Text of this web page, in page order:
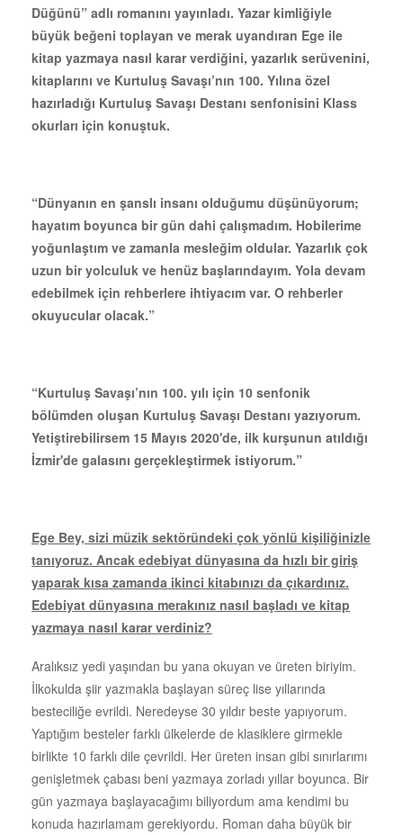
Düğünü” adlı romanını yayınladı. Yazar kimliğiyle
büyük beğeni toplayan ve merak uyandıran Ege ile
kitap yazmaya nasıl karar verdiğini, yazarlık serüvenini,
kitaplarını ve Kurtuluş Savaşı’nın 100. Yılına özel
hazırladığı Kurtuluş Savaşı Destanı senfonisini Klass
okurları için konuştuk.
“Dünyanın en şanslı insanı olduğumu düşünüyorum;
hayatım boyunca bir gün dahi çalışmadım. Hobilerime
yoğunlaştım ve zamanla mesleğim oldular. Yazarlık çok
uzun bir yolculuk ve henüz başlarındayım. Yola devam
edebilmek için rehberlere ihtiyacım var. O rehberler
okuyucular olacak.”
“Kurtuluş Savaşı’nın 100. yılı için 10 senfonik
bölümden oluşan Kurtuluş Savaşı Destanı yazıyorum.
Yetiştirebilirsem 15 Mayıs 2020'de, ilk kurşunun atıldığı
İzmir'de galasını gerçekleştirmek istiyorum.”
Ege Bey, sizi müzik sektöründeki çok yönlü kişiliğinizle
tanıyoruz. Ancak edebiyat dünyasına da hızlı bir giriş
yaparak kısa zamanda ikinci kitabınızı da çıkardınız.
Edebiyat dünyasına merakınız nasıl başladı ve kitap
yazmaya nasıl karar verdiniz?
Aralıksız yedi yaşından bu yana okuyan ve üreten biriyim.
İlkokulda şiir yazmakla başlayan süreç lise yıllarında
besteciliğe evrildi. Neredeyse 30 yıldır beste yapıyorum.
Yaptığım besteler farklı ülkelerde de klasiklere girmekle
birlikte 10 farklı dile çevrildi. Her üreten insan gibi sınırlarımı
genişletmek çabası beni yazmaya zorladı yıllar boyunca. Bir
gün yazmaya başlayacağımı biliyordum ama kendimi bu
konuda hazırlamam gerekiyordu. Roman daha büyük bir